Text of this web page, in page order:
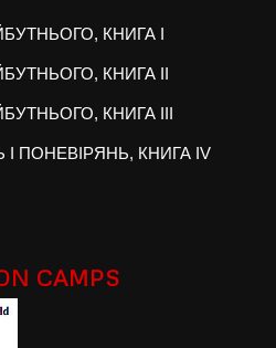
КНИГА I
КНИГА II
КНИГА III
ПОНЕВІРЯНЬ, КНИГА IV
CAMPS